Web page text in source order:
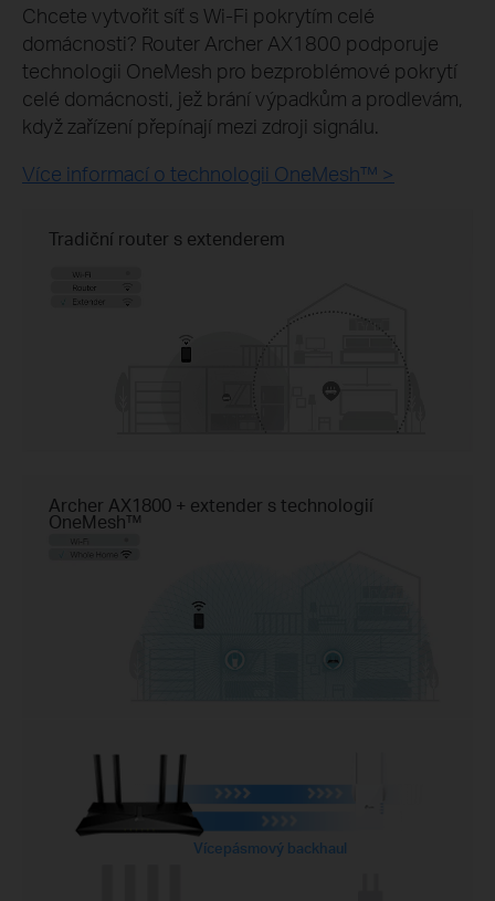
Chcete vytvořit síť s Wi-Fi pokrytím celé
domácnosti? Router Archer AX1800 podporuje
technologii OneMesh pro bezproblémové pokrytí
celé domácnosti, jež brání výpadkům a prodlevám,
když zařízení přepínají mezi zdroji signálu.
Více informací o technologii OneMesh™ >
Tradiční router s extenderem
Archer AX1800 + extender s technologií
OneMesh™
Vícepásmový backhaul